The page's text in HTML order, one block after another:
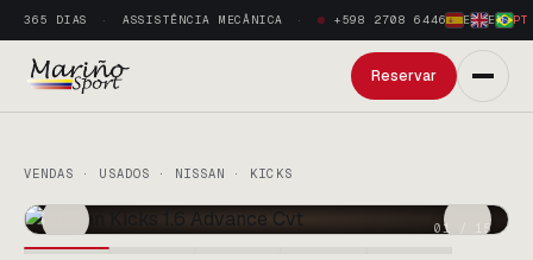
365 DIAS ASSISTÊNCIA MECÂNICA +598 2708 6446 ES
· EN
· PT
Reservar
VENDAS · USADOS · NISSAN · KICKS
01 15